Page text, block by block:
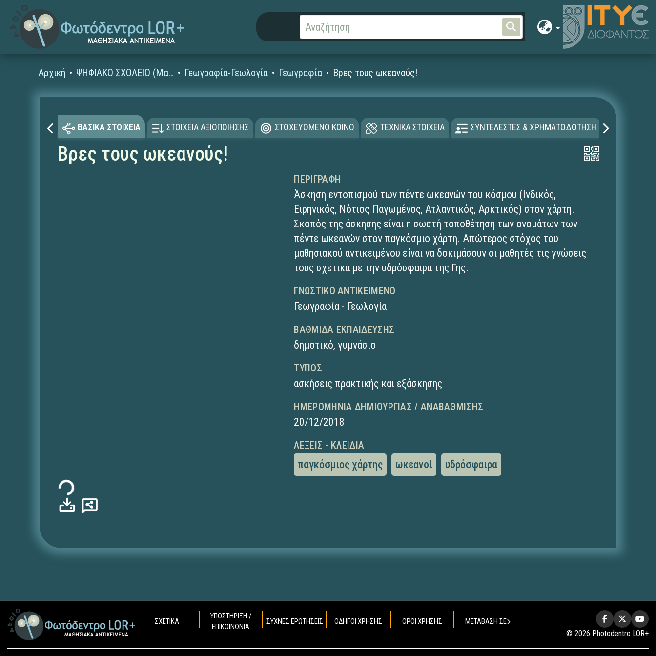
Αρχική ΨΗΦΙΑΚΟ ΣΧΟΛΕΙΟ (Μαθησιακά Αντικείμενα) Γεωγραφία-Γεωλογία Γεωγραφία Βρες τους ωκεανούς!
ΒΑΣΙΚΑ ΣΤΟΙΧΕΙΑ ΣΤΟΙΧΕΙΑ ΑΞΙΟΠΟΙΗΣΗΣ ΣΤΟΧΕΥΟΜΕΝΟ ΚΟΙΝΟ ΤΕΧΝΙΚΑ ΣΤΟΙΧΕΙΑ ΣΥΝΤΕΛΕΣΤΕΣ & ΧΡΗΜΑΤΟΔΟΤΗΣΗ
Βρες τους ωκεανούς!
Φόρτωση...
ΠΕΡΙΓΡΑΦΉ
Άσκηση εντοπισμού των πέντε ωκεανών του κόσμου (Ινδικός,
Ειρηνικός, Νότιος Παγωμένος, Ατλαντικός, Αρκτικός) στον χάρτη.
Σκοπός της άσκησης είναι η σωστή τοποθέτηση των ονομάτων των
πέντε ωκεανών στον παγκόσμιο χάρτη. Απώτερος στόχος του
μαθησιακού αντικειμένου είναι να δοκιμάσουν οι μαθητές τις γνώσεις
τους σχετικά με την υδρόσφαιρα της Γης.
ΓΝΩΣΤΙΚΌ ΑΝΤΙΚΕΊΜΕΝΟ
Γεωγραφία - Γεωλογία
ΒΑΘΜΊΔΑ ΕΚΠΑΊΔΕΥΣΗΣ
δημοτικό,γυμνάσιο
ΤΎΠΟΣ
ασκήσεις πρακτικής και εξάσκησης
ΗΜΕΡΟΜΗΝΊΑ ΔΗΜΙΟΥΡΓΊΑΣ / ΑΝΑΒΆΘΜΙΣΗΣ
20/12/2018
ΛΈΞΕΙΣ - ΚΛΕΙΔΙΆ
παγκόσμιος χάρτης ωκεανοί υδρόσφαιρα
ΣΧΕΤΙΚΑ
ΥΠΟΣΤΗΡΙΞΗ /
ΕΠΙΚΟΙΝΩΝΙΑ
ΣΥΧΝΕΣ ΕΡΩΤΗΣΕΙΣ ΟΔΗΓΟΙ ΧΡΗΣΗΣ ΟΡΟΙ ΧΡΗΣΗΣ ΜΕΤΑΒΑΣΗ ΣΕ
© 2026 Photodentro LOR+